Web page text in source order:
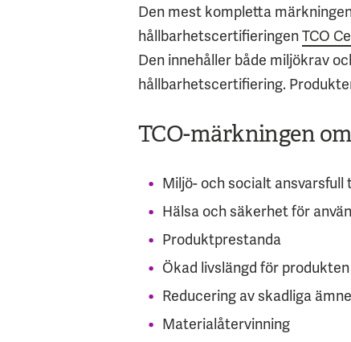
Den mest kompletta
hållbarhetscertifieringenTCO
Den innehåller både miljökrav
hållbarhetscertifiering.
TCO-märkningen
Miljö- och socialt ansvarsfull
Hälsa och säkerhet för
Produktprestanda
Ökad livslängd för produkten
Reducering av skadliga
Materialåtervinning